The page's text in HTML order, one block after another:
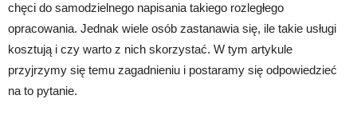
chęci do samodzielnego napisania takiego rozległego
opracowania. Jednak wiele osób zastanawia się, ile takie usługi
kosztują i czy warto z nich skorzystać. W tym artykule
przyjrzymy się temu zagadnieniu i postaramy się odpowiedzieć
na to pytanie.